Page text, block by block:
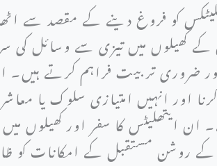
کو فروغ دینے کے مقصد
کھیلوں میں تیزی سے وسائل کی
ضروری تربیت فراہم کرتے
اور انہیں امتیازی سلوک یا
ایتھلیٹس کا سفر اور کھیلوں
کے روشن مستقبل کے امکانات کو